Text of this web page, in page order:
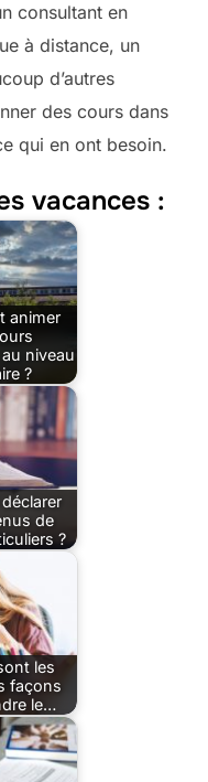
consultant en
à distance, un
d’autres
des cours dans
qui en ont besoin.
vacances :
animer
niveau
?
de
?
les
façons
le…